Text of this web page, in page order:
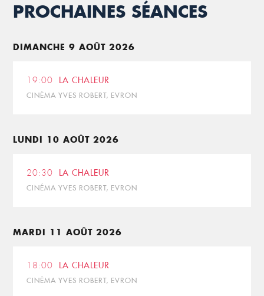
PROCHAINES SÉANCES
DIMANCHE 9 AOÛT 2026
19:00 LA CHALEUR
CINÉMA YVES ROBERT, EVRON
LUNDI 10 AOÛT 2026
20:30 LA CHALEUR
CINÉMA YVES ROBERT, EVRON
MARDI 11 AOÛT 2026
18:00 LA CHALEUR
CINÉMA YVES ROBERT, EVRON